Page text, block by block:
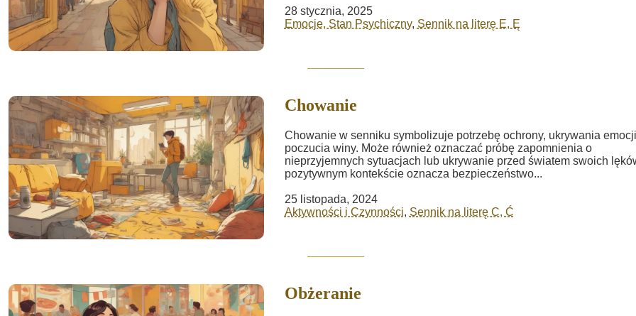
28 stycznia, 2025
Emocje, Stan Psychiczny, Sennik na literę E, Ę
Chowanie
Chowanie w senniku symbolizuje potrzebę ochrony, ukrywania
poczucia winy. Może również oznaczać próbę zapomnienia o
nieprzyjemnych sytuacjach lub ukrywanie przed światem swoich
pozytywnym kontekście oznacza bezpieczeństwo...
25 listopada, 2024
Aktywności i Czynności, Sennik na literę C, Ć
Obżeranie